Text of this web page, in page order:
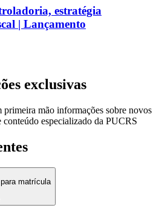
estratégia
| Lançamento
exclusivas
primeira mão informações sobre novos
especializado da PUCRS
matrícula